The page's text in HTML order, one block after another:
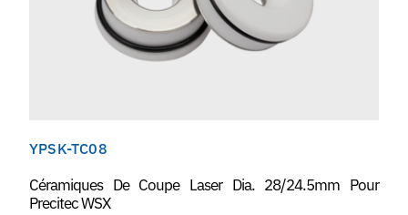
YPSK-TC08
Céramiques De Coupe Laser Dia. 28/24.5mm Pour
Precitec WSX